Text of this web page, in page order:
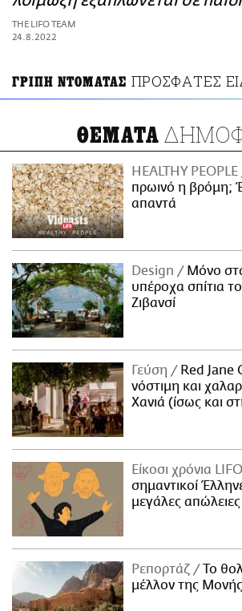
ΑΜΠΑ
PRINT
THE LIFO TEAM
24.8.2022
ΓΡΙΠΗ ΝΤΟΜΑΤΑΣ ΠΡΟΣΦΑΤΕΣ
ΘΕΜΑΤΑ
HEALTHY PEOPLE
πρωινό η βρόμη;
απαντά
Design
Μόνο
υπέροχα σπίτια
Ζιβανσί
Γεύση
Red Jane
νόστιμη και
Χανιά (ίσως και
Είκοσι χρόνια LIFO
σημαντικοί
μεγάλες απώλειες
Ρεπορτάζ
Το
μέλλον της Μονής